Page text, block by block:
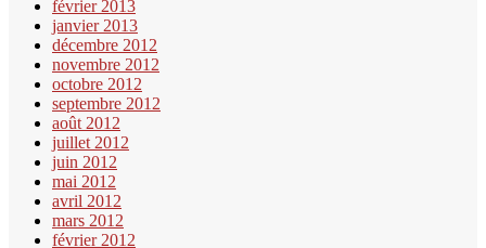
février 2013
janvier 2013
décembre 2012
novembre 2012
octobre 2012
septembre 2012
août 2012
juillet 2012
juin 2012
mai 2012
avril 2012
mars 2012
février 2012